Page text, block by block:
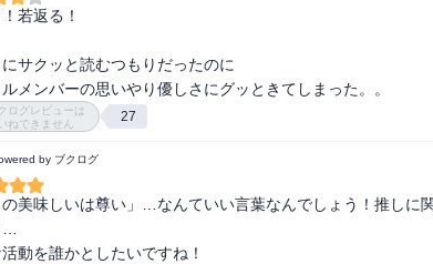
若返る！
サクッと読むつもりだったのに
メンバーの思いやり優しさにグッときてしまった。。
ログレビューは
ねできません
27
by ブクログ
の美味しいは尊い」…なんていい言葉なんでしょう！推しに
動を誰かとしたいですね！